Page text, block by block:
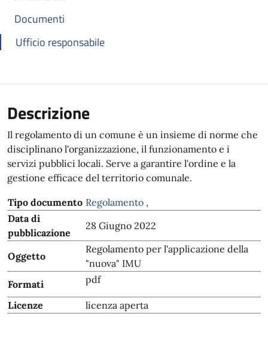
Documenti
Ufficio responsabile
Descrizione
Il regolamento di un comune è un insieme di norme che
disciplinano l'organizzazione, il funzionamento e i
servizi pubblici locali. Serve a garantire l'ordine e la
gestione efficace del territorio comunale.
Tipo documento Regolamento ,
Data di
pubblicazione
28 Giugno 2022
Oggetto
Regolamento per l'applicazione della
"nuova" IMU
Formati
pdf
Licenze licenza aperta